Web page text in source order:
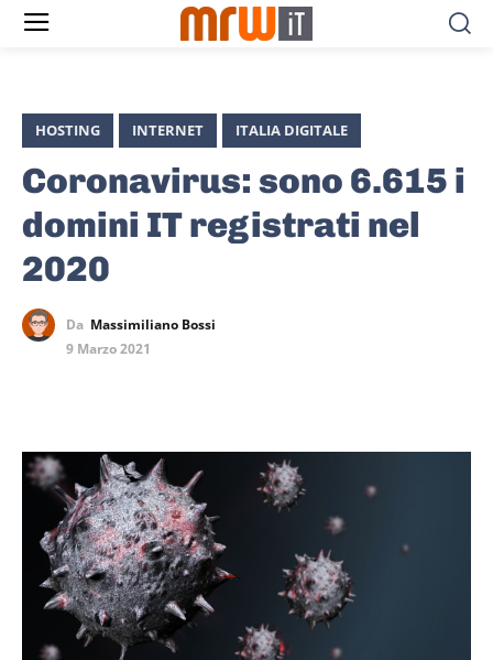
HOSTING INTERNET ITALIA DIGITALE
Coronavirus: sono 6.615 i
domini IT registrati nel
2020
Da Massimiliano Bossi
9 Marzo 2021